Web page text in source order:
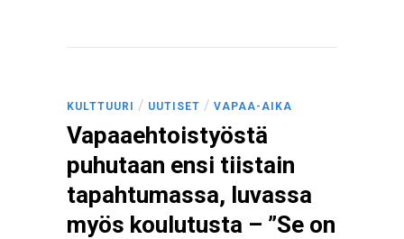
KULTTUURI / UUTISET / VAPAA-AIKA
Vapaaehtoistyöstä
puhutaan ensi tiistain
tapahtumassa, luvassa
myös koulutusta – ”Se on